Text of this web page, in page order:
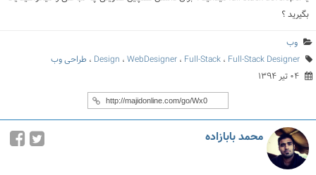
بگیرید ؟
وب
Design ، WebDesigner ، Full-Stack ، Full-Stack Designer ، طراحی وب
۰۴ تیر ۱۳۹۴
محمد بابازاده